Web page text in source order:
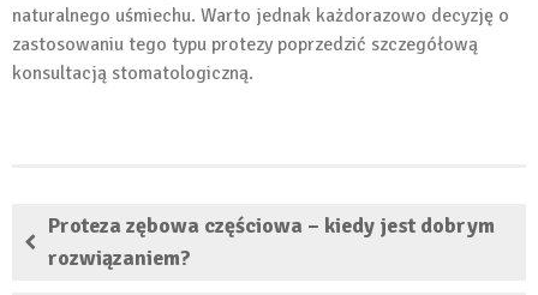
naturalnego uśmiechu. Warto jednak każdorazowo decyzję o
zastosowaniu tego typu protezy poprzedzić szczegółową
konsultacją stomatologiczną.
Proteza zębowa częściowa – kiedy jest dobrym
rozwiązaniem?